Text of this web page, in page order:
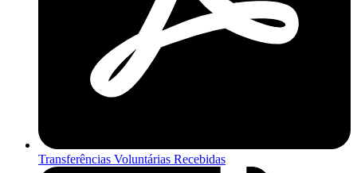
Transferências Voluntárias Recebidas